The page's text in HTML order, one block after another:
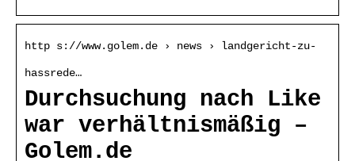
http s://www.golem.de › news › landgericht-zu-
hassrede…
Durchsuchung nach Like
war verhältnismäßig –
Golem.de